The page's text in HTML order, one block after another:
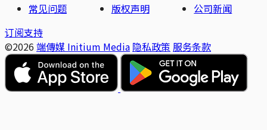
常见问题
版权声明
公司新闻
订阅支持
©2026 端傳媒 Initium Media 隐私政策 服务条款